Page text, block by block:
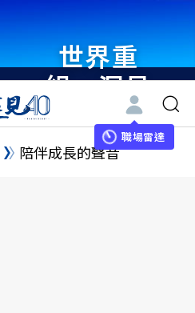
世界重
組・洞見
未來 與
世界領袖
職場雷達
陪伴成長的聲音